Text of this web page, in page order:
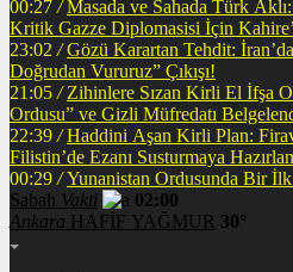
00:27 / Masada ve Sahada Türk
Kritik Gazze Diplomasisi İçin
23:02 / Gözü Karartan Tehdit:
Doğrudan Vururuz” Çıkışı!
21:05 / Zihinlere Sızan Kirli El İfşa
Ordusu” ve Gizli Müfredatı
22:39 / Haddini Aşan Kirli Plan:
Filistin’de Ezanı Susturmaya
00:29 / Yunanistan Ordusunda Bir
Sabah Vakti
02:00
Ankara HAFİF YAĞMUR 30°